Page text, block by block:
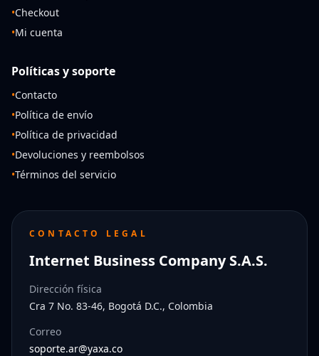
•Checkout
•Mi cuenta
Políticas y soporte
•Contacto
•Política de envío
•Política de privacidad
•Devoluciones y reembolsos
•Términos del servicio
CONTACTO LEGAL
Internet Business Company S.A.S.
Dirección física
Cra 7 No. 83-46, Bogotá D.C., Colombia
Correo
soporte.ar@yaxa.co